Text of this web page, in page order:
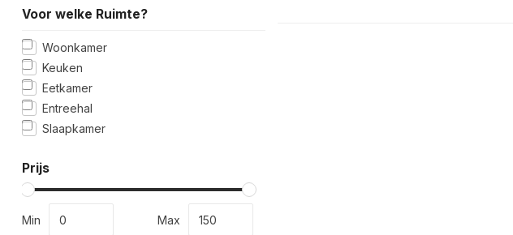
Voor welke Ruimte?
Woonkamer
Keuken
Eetkamer
Entreehal
Slaapkamer
Prijs
Min Max